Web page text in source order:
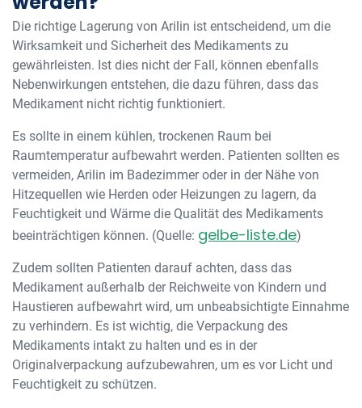
Die richtige Lagerung von Arilin ist entscheidend, um die
Wirksamkeit und Sicherheit des Medikaments zu
gewährleisten. Ist dies nicht der Fall, können ebenfalls
Nebenwirkungen entstehen, die dazu führen, dass das
Medikament nicht richtig funktioniert.
Es sollte in einem kühlen, trockenen Raum bei
Raumtemperatur aufbewahrt werden. Patienten sollten es
vermeiden, Arilin im Badezimmer oder in der Nähe von
Hitzequellen wie Herden oder Heizungen zu lagern, da
Feuchtigkeit und Wärme die Qualität des Medikaments
beeinträchtigen können. (Quelle: gelbe-liste.de)
Zudem sollten Patienten darauf achten, dass das
Medikament außerhalb der Reichweite von Kindern und
Haustieren aufbewahrt wird, um unbeabsichtigte Einnahme
zu verhindern. Es ist wichtig, die Verpackung des
Medikaments intakt zu halten und es in der
Originalverpackung aufzubewahren, um es vor Licht und
Feuchtigkeit zu schützen.